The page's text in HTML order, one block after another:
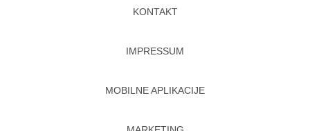
KONTAKT
IMPRESSUM
MOBILNE APLIKACIJE